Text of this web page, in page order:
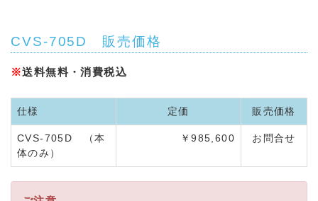
CVS-705D 販売価格
※送料無料・消費税込
仕様 定価 販売価格
CVS-705D （本
体のみ）
￥985,600 お問合せ